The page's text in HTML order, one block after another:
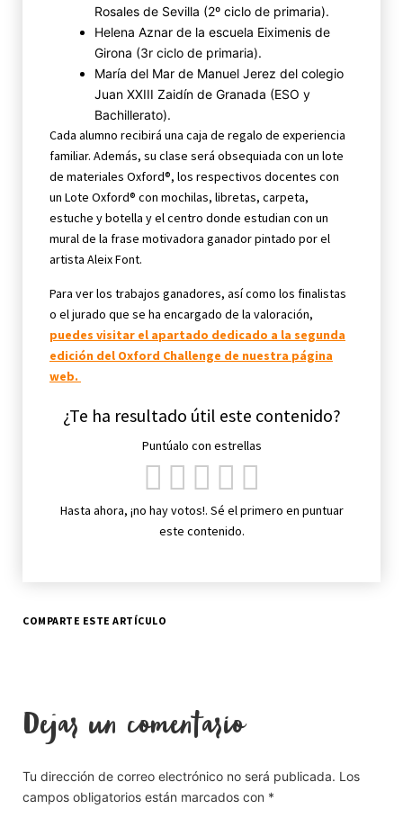
Rosales de Sevilla (2º ciclo de primaria).
Helena Aznar de la escuela Eiximenis de
Girona (3r ciclo de primaria).
María del Mar de Manuel Jerez del colegio
Juan XXIII Zaidín de Granada (ESO y
Bachillerato).
Cada alumno recibirá una caja de regalo de experiencia
familiar. Además, su clase será obsequiada con un lote
de materiales Oxford®, los respectivos docentes con
un Lote Oxford® con mochilas, libretas, carpeta,
estuche y botella y el centro donde estudian con un
mural de la frase motivadora ganador pintado por el
artista Aleix Font.
Para ver los trabajos ganadores, así como los finalistas
o el jurado que se ha encargado de la valoración,
puedes visitar el apartado dedicado a la segunda
edición del Oxford Challenge de nuestra página
web.
¿Te ha resultado útil este contenido?
Puntúalo con estrellas
Hasta ahora, ¡no hay votos!. Sé el primero en puntuar
este contenido.
COMPARTE ESTE ARTÍCULO
Dejar un comentario
Tu dirección de correo electrónico no será publicada. Los
campos obligatorios están marcados con *